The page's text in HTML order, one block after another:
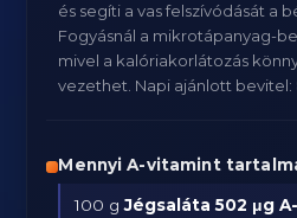
és segíti a vas felszívódását a
Fogyásnál a mikrotápanyag-
mivel a kalóriakorlátozás
vezethet. Napi ajánlott bevitel:
Mennyi A-vitamint
100 gJégsaláta 502 μg